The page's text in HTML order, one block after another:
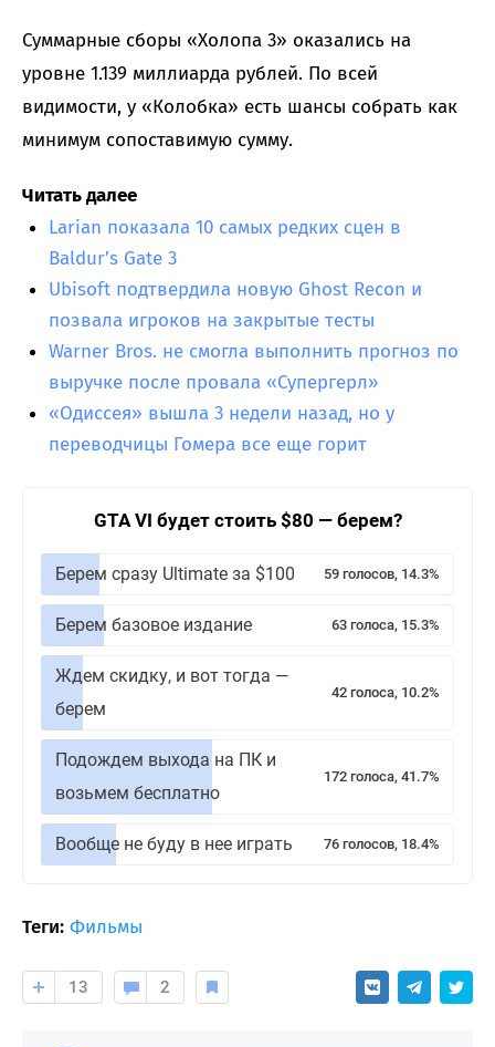
Суммарные сборы «Холопа 3» оказались на
уровне 1.139 миллиарда рублей. По всей
видимости, у «Колобка» есть шансы собрать как
минимум сопоставимую сумму.
Читать далее
Larian показала 10 самых редких сцен в
Baldur’s Gate 3
Ubisoft подтвердила новую Ghost Recon и
позвала игроков на закрытые тесты
Warner Bros. не смогла выполнить прогноз по
выручке после провала «Супергерл»
«Одиссея» вышла 3 недели назад, но у
переводчицы Гомера все еще горит
GTA VI будет стоить $80 — берем?
Берем сразу Ultimate за $100 59 голосов, 14.3%
Берем базовое издание 63 голоса, 15.3%
Ждем скидку, и вот тогда —
берем
42 голоса, 10.2%
Подождем выхода на ПК и
возьмем бесплатно
172 голоса, 41.7%
Вообще не буду в нее играть 76 голосов, 18.4%
Теги: Фильмы
13 2